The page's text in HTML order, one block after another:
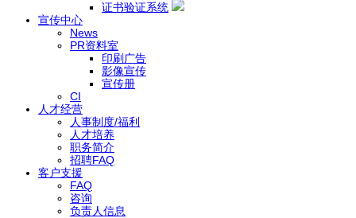
证书验证系统
宣传中心
News
PR资料室
印刷广告
影像宣传
宣传册
CI
人才经营
人事制度/福利
人才培养
职务简介
招聘FAQ
客户支援
FAQ
咨询
负责人信息